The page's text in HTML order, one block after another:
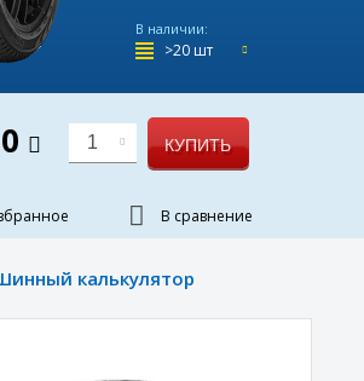
В наличии:
>20 шт
1 КУПИТЬ
В сравнение
калькулятор